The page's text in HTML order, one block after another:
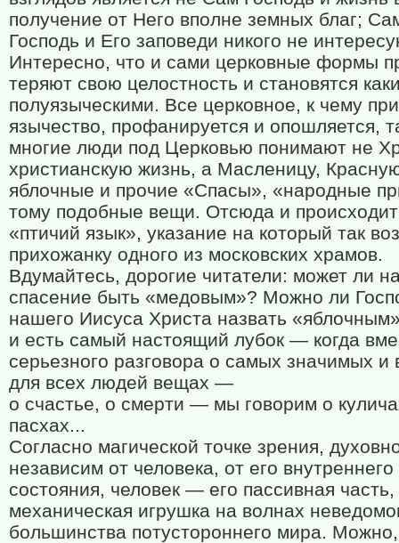
получение от Него вполне земных благ;
Господь и Его заповеди никого не
Интересно, что и сами церковные формы
теряют свою целостность и становятся
полуязыческими. Все церковное, к чему
язычество, профанируется и опошляется,
многие люди под Церковью понимают не
христианскую жизнь, а Масленицу,
яблочные и прочие «Спасы», «народные
тому подобные вещи. Отсюда и происходит
«птичий язык», указание на который так
прихожанку одного из московских храмов.
Вдумайтесь, дорогие читатели: может ли
спасение быть «медовым»? Можно ли
нашего Иисуса Христа назвать
и есть самый настоящий лубок — когда
серьезного разговора о самых значимых и
для всех людей вещах —
о счастье, о смерти — мы говорим о
пасхах...
Согласно магической точке зрения,
независим от человека, от его внутреннего
состояния, человек — его пассивная
механическая игрушка на волнах
большинства потустороннего мира.